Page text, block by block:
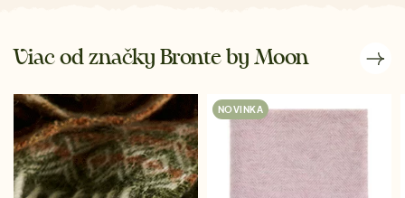
Viac od značky Bronte by Moon
NOVINKA